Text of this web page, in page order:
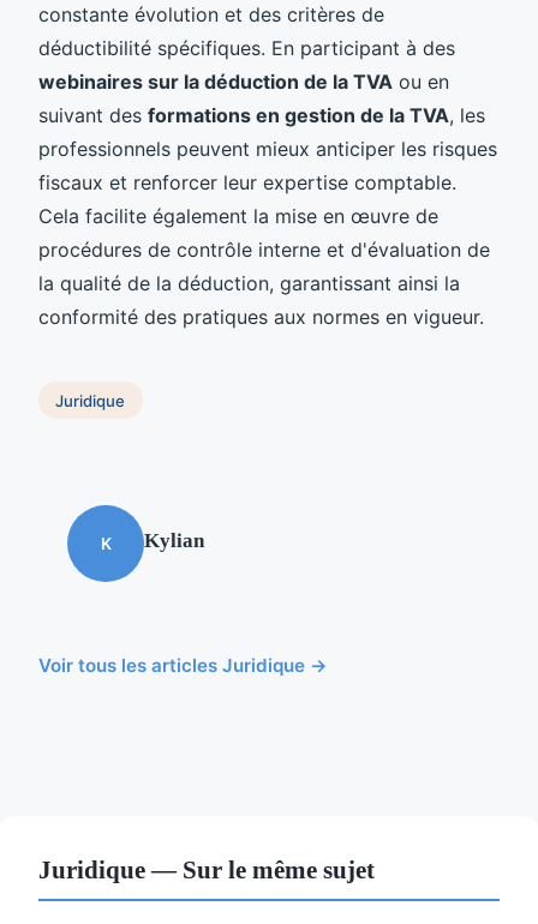
constante évolution et des critères de
déductibilité spécifiques. En participant à des
webinaires sur la déduction de la TVA ou en
suivant des formations en gestion de la TVA, les
professionnels peuvent mieux anticiper les risques
fiscaux et renforcer leur expertise comptable.
Cela facilite également la mise en œuvre de
procédures de contrôle interne et d'évaluation de
la qualité de la déduction, garantissant ainsi la
conformité des pratiques aux normes en vigueur.
Juridique
K Kylian
Voir tous les articles Juridique →
Juridique — Sur le même sujet